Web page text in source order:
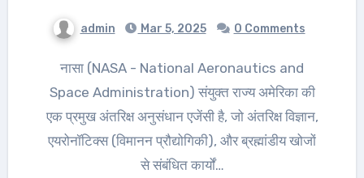
admin Mar 5, 2025 0 Comments
नासा (NASA - National Aeronautics and
Space Administration) संयुक्त राज्य अमेरिका की
एक प्रमुख अंतरिक्ष अनुसंधान एजेंसी है, जो अंतरिक्ष विज्ञान,
एयरोनॉटिक्स (विमानन प्रौद्योगिकी), और ब्रह्मांडीय खोजों
से संबंधित कार्यों…